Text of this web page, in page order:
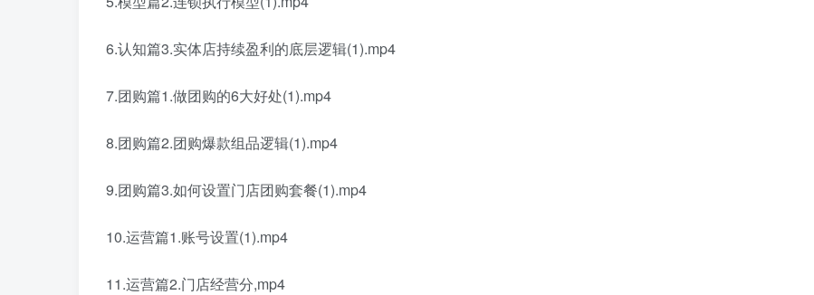
6.认知篇3.实体店持续盈利的底层逻辑(1).mp4
7.团购篇1.做团购的6大好处(1).mp4
8.团购篇2.团购爆款组品逻辑(1).mp4
9.团购篇3.如何设置门店团购套餐(1).mp4
10.运营篇1.账号设置(1).mp4
11.运营篇2.门店经营分,mp4